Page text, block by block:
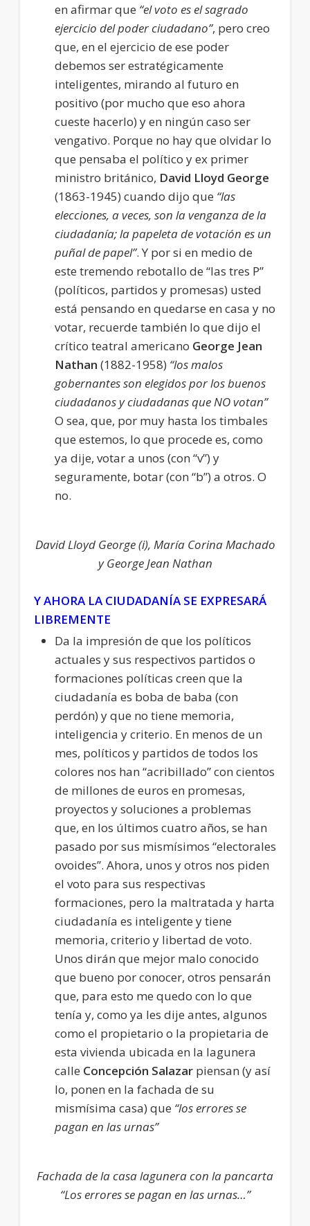
en afirmar que “el voto es el sagrado
ejercicio del poder ciudadano”, pero creo
que, en el ejercicio de ese poder
debemos ser estratégicamente
inteligentes, mirando al futuro en
positivo (por mucho que eso ahora
cueste hacerlo) y en ningún caso ser
vengativo. Porque no hay que olvidar lo
que pensaba el político y ex primer
ministro británico, David Lloyd George
(1863-1945) cuando dijo que “las
elecciones, a veces, son la venganza de la
ciudadanía; la papeleta de votación es un
puñal de papel”. Y por si en medio de
este tremendo rebotallo de “las tres P”
(políticos, partidos y promesas) usted
está pensando en quedarse en casa y no
votar, recuerde también lo que dijo el
crítico teatral americano George Jean
Nathan (1882-1958) “los malos
gobernantes son elegidos por los buenos
ciudadanos y ciudadanas que NO votan”
O sea, que, por muy hasta los timbales
que estemos, lo que procede es, como
ya dije, votar a unos (con “v”) y
seguramente, botar (con “b”) a otros. O
no.
David Lloyd George (i), María Corina Machado
y George Jean Nathan
Y AHORA LA CIUDADANÍA SE EXPRESARÁ
LIBREMENTE
Da la impresión de que los políticos
actuales y sus respectivos partidos o
formaciones políticas creen que la
ciudadanía es boba de baba (con
perdón) y que no tiene memoria,
inteligencia y criterio. En menos de un
mes, políticos y partidos de todos los
colores nos han “acribillado” con cientos
de millones de euros en promesas,
proyectos y soluciones a problemas
que, en los últimos cuatro años, se han
pasado por sus mismísimos “electorales
ovoides”. Ahora, unos y otros nos piden
el voto para sus respectivas
formaciones, pero la maltratada y harta
ciudadanía es inteligente y tiene
memoria, criterio y libertad de voto.
Unos dirán que mejor malo conocido
que bueno por conocer, otros pensarán
que, para esto me quedo con lo que
tenía y, como ya les dije antes, algunos
como el propietario o la propietaria de
esta vivienda ubicada en la lagunera
calle Concepción Salazarpiensan (y así
lo, ponen en la fachada de su
mismísima casa) que “los errores se
pagan en las urnas”
Fachada de la casa lagunera con la pancarta
“Los errores se pagan en las urnas…”